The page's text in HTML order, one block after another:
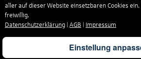
aller auf dieser Website einsetzbaren Cookies
freiwillig.
Datenschutzerklärung
AGB Impressum
Einstellung